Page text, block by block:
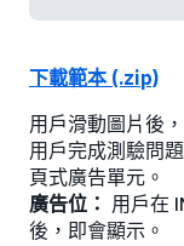
下載範本 (.zip)
用戶滑動圖片後
用戶完成測驗問
頁式廣告單元。
廣告位： 用戶在
後，即會顯示。